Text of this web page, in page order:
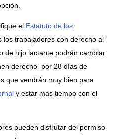
elEstatuto de los
los trabajadores con derecho al
de hijo lactante podrán cambiar
derecho por 28 días de
que vendrán muy bien para
y estar más tiempo con el
pueden disfrutar del permiso